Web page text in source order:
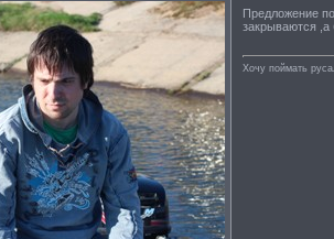
Предложение
закрываются ,а
Хочу поймать